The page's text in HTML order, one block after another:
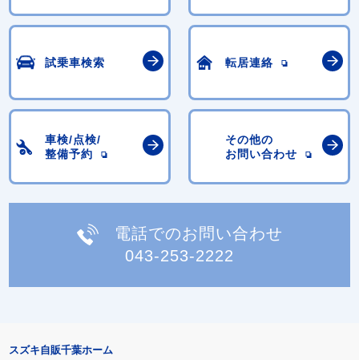
試乗車検索 転居連絡
車検/点検/
整備予約
その他の
お問い合わせ
電話でのお問い合わせ
043-253-2222
スズキ自販千葉ホーム